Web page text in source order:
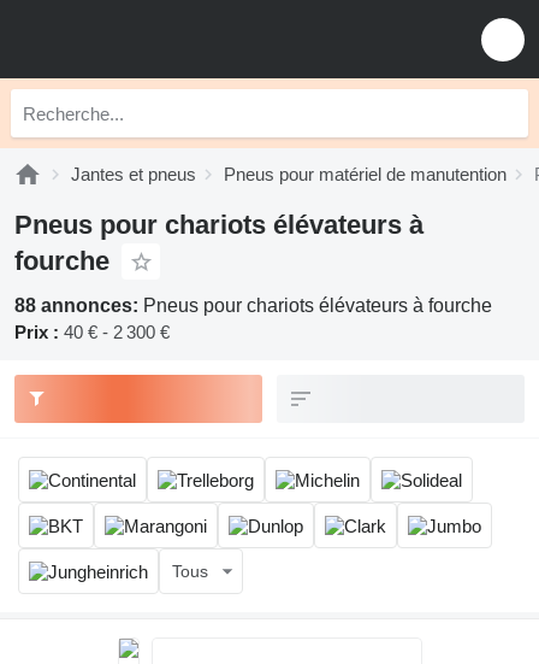
Jantes et pneus Pneus pour matériel de manutention
Pneus pour chariots élévateurs à
fourche
88 annonces: Pneus pour chariots élévateurs à fourche
Prix : 40 € - 2 300 €
Tous